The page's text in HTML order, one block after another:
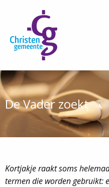
De Vader zoekt
Kortjakje raakt soms
termen die worden gebruikt: